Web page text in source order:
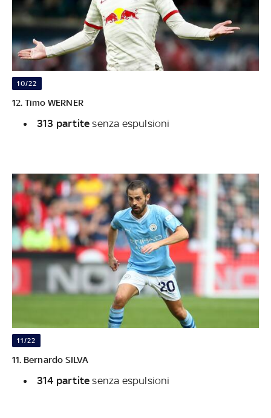
10/22
12. Timo WERNER
313 partite senza espulsioni
11/22
11. Bernardo SILVA
314 partite senza espulsioni